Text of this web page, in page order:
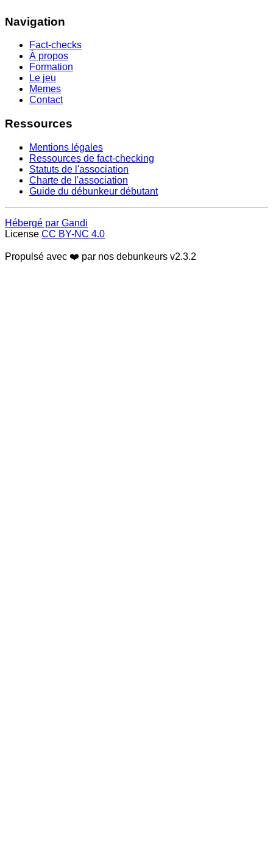
Navigation
Fact-checks
À propos
Formation
Le jeu
Memes
Contact
Ressources
Mentions légales
Ressources de fact-checking
Statuts de l'association
Charte de l'association
Guide du débunkeur débutant
Hébergé par Gandi
License CC BY-NC 4.0
Propulsé avec ❤️ par nos debunkeurs v2.3.2